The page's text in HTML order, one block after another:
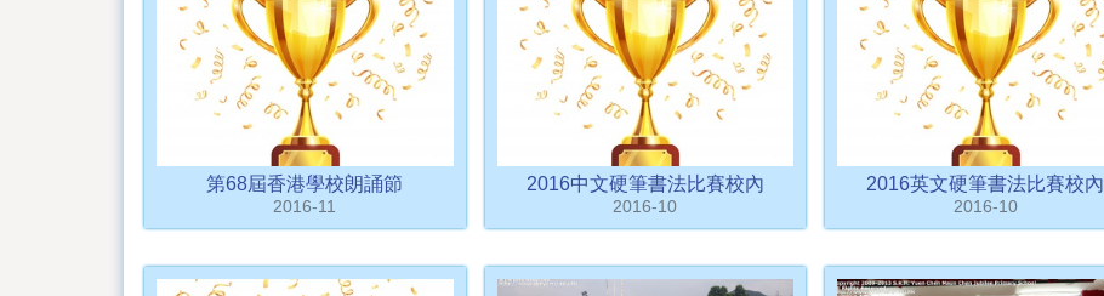
第68屆香港學校朗誦節
2016-11
2016中文硬筆書法比賽校內
2016-10
2016英文硬筆書法比賽校內
2016-10